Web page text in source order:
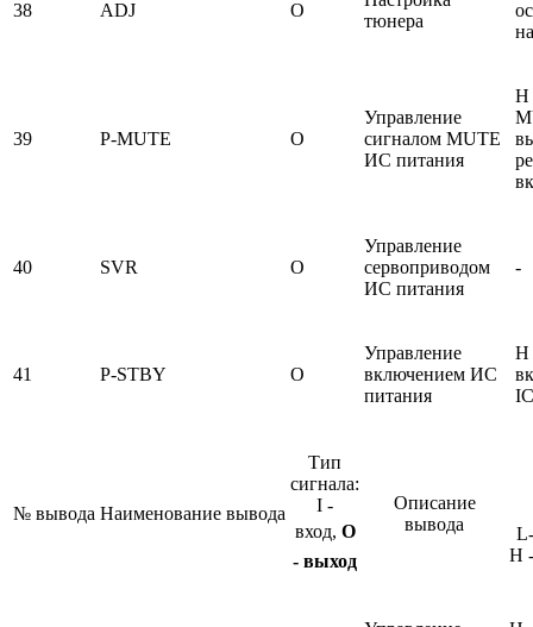
38 ADJ O
тюнера
39 P-MUTE O
Управление
сигналом MUTE
ИС питания
H
40 SVR O
Управление
сервоприводом
ИС питания
-
41 P-STBY O
Управление
включением ИС
питания
H
№ вывода Наименование вывода
Тип
сигнала:
I -
вход, О
- выход
Описание
вывода
L
Н